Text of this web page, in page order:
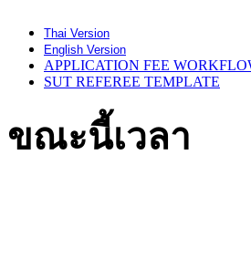
Thai Version
English Version
APPLICATION FEE
SUT REFEREE TEMPLATE
mariobete
ขณะนี้เวลา